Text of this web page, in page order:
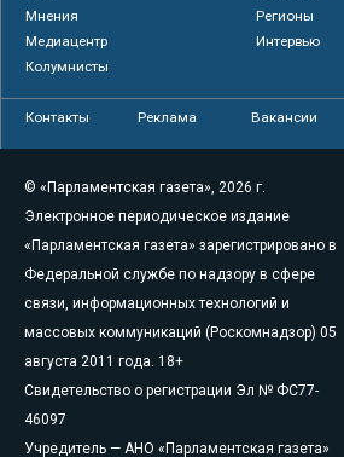
Мнения
Регионы
Медиацентр
Интервью
Колумнисты
Контакты Реклама Вакансии
© «Парламентская газета», 2026 г.
Электронное периодическое издание
«Парламентская газета» зарегистрировано в
Федеральной службе по надзору в сфере
связи, информационных технологий и
массовых коммуникаций (Роскомнадзор) 05
августа 2011 года. 18+
Свидетельство о регистрации Эл № ФС77-
46097
Учредитель — АНО «Парламентская газета»